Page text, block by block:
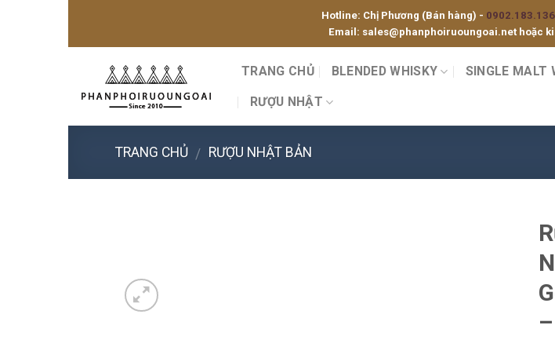
Hotline: Chị Phương (Bán hàng) - 0902.183.136
Email: sales@phanphoiruoungoai.nethoặc
TRANG CHỦ BLENDED WHISKY SINGLE MALT
RƯỢU NHẬT
TRANG CHỦ / RƯỢU NHẬT BẢN